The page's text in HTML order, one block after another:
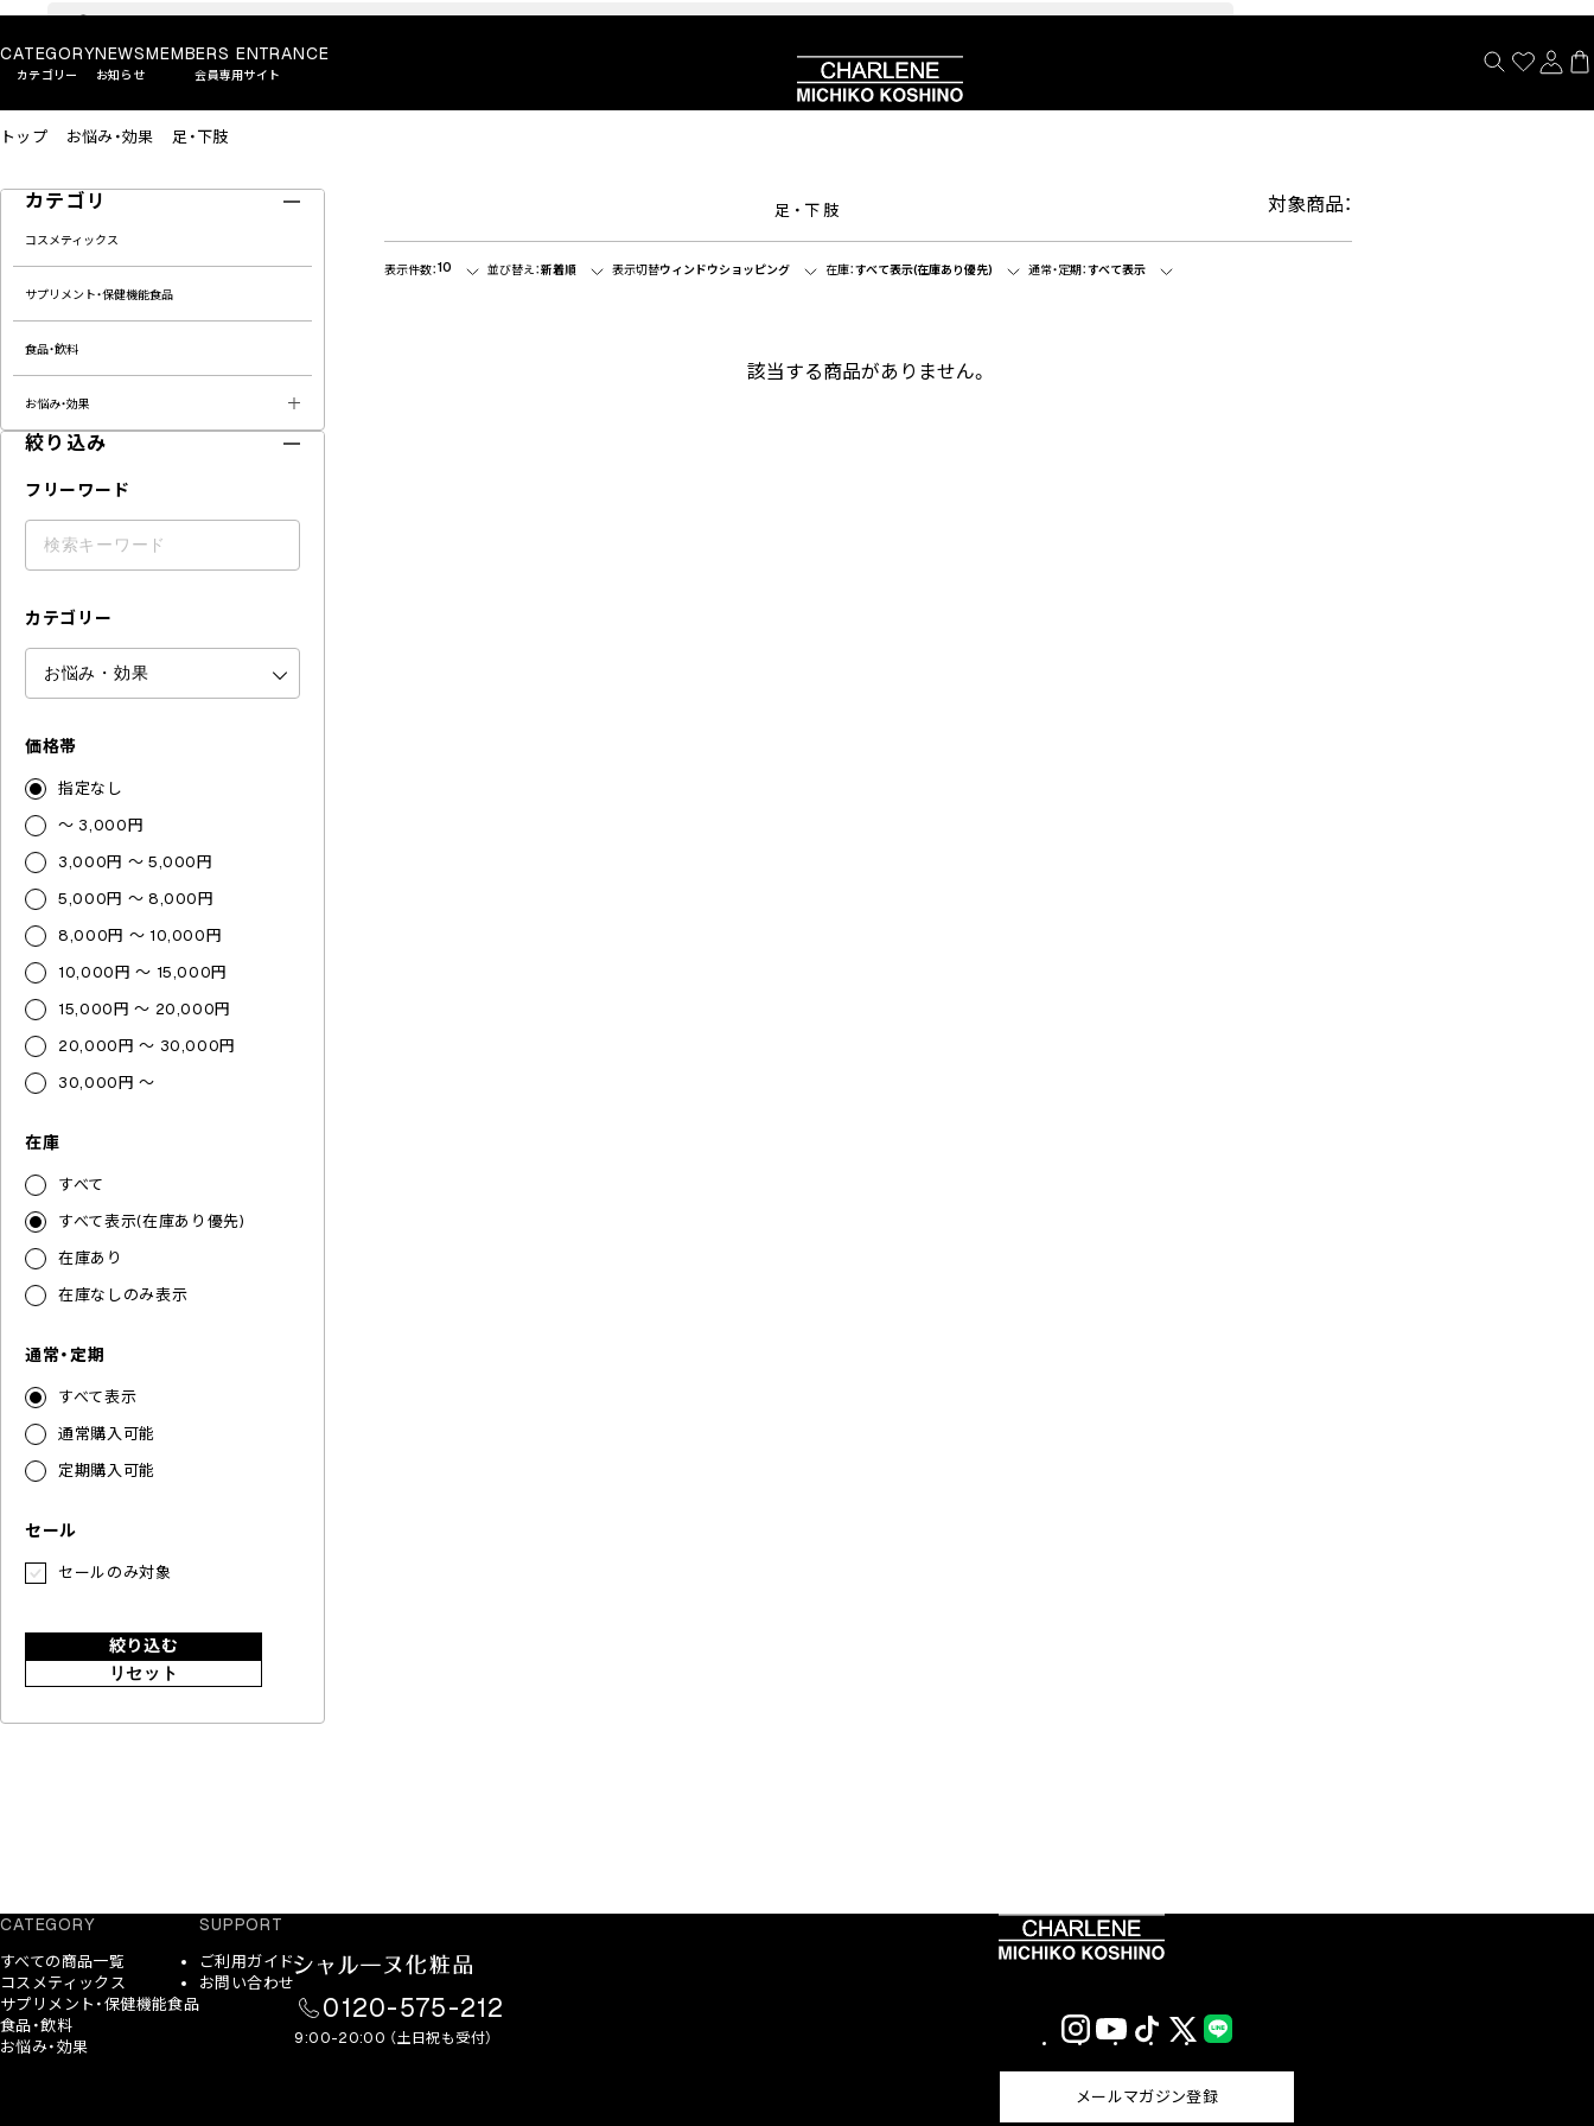
CATEGORY
カテゴリー
NEWS
お知らせ
MEMBERS ENTRANCE
会員専用サイト
トップ お悩み・効果 足・下肢
カテゴリ
コスメティックス
サプリメント・保健機能食品
食品・飲料
お悩み・効果
絞り込み
フリーワード
カテゴリー
価格帯
指定なし
～ 3,000円
3,000円 ～ 5,000円
5,000円 ～ 8,000円
8,000円 ～ 10,000円
10,000円 ～ 15,000円
15,000円 ～ 20,000円
20,000円 ～ 30,000円
30,000円 ～
在庫
すべて
すべて表示(在庫あり優先)
在庫あり
在庫なしのみ表示
通常・定期
すべて表示
通常購入可能
定期購入可能
セール
セールのみ対象
絞り込む
リセット
足・下肢 対象商品：
表示件数：10 並び替え：新着順 表示切替ウィンドウショッピング 在庫：すべて表示(在庫あり優先) 通常・定期：すべて表示
該当する商品がありません。
CATEGORY
すべての商品一覧
コスメティックス
サプリメント・保健機能食品
食品・飲料
お悩み・効果
SUPPORT
ご利用ガイド
お問い合わせ
0120-575-212
9:00-20:00 （土日祝も受付）
InstagramYouTubeTikTok X
(Twitter)
メールマガジン登録